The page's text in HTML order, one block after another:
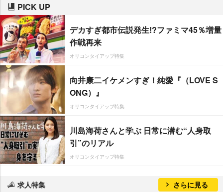
PICK UP
デカすぎ都市伝説発生!?ファミマ45％増量
作戦再来
オリコンタイアップ特集
向井康二イケメンすぎ！純愛『（LOVE S
ONG）』
オリコンタイアップ特集
川島海荷さんと学ぶ 日常に潜む“人身取
引”のリアル
オリコンタイアップ特集
求人特集 さらに見る